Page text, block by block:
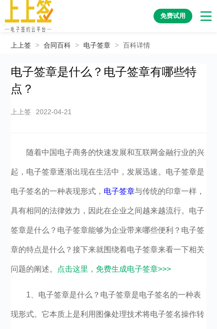
免费试用
上上签 > 合同百科 > 电子签章 > 百科详情
电子签章是什么？电子签章有哪些特
点？
上上签 2022-04-21
随着中国电子商务的快速发展和互联网金融行业的兴
起，电子签章逐渐出现在生活中，发展迅速。电子签章是
电子签名的一种表现形式， 电子签章与传统的印章一样，
具有相同的法律效力，因此在企业之间越来越流行。电子
签章是什么？电子签章能够为企业带来哪些便利？电子签
章的特点是什么？接下来就围绕着电子签章来看一下相关
问题的阐述。 点击这里，免费生成电子签章>>>
1、电子签章是什么？电子签章是电子签名的一种表
现形式。它本质上是利用图像处理技术将电子签名操作转